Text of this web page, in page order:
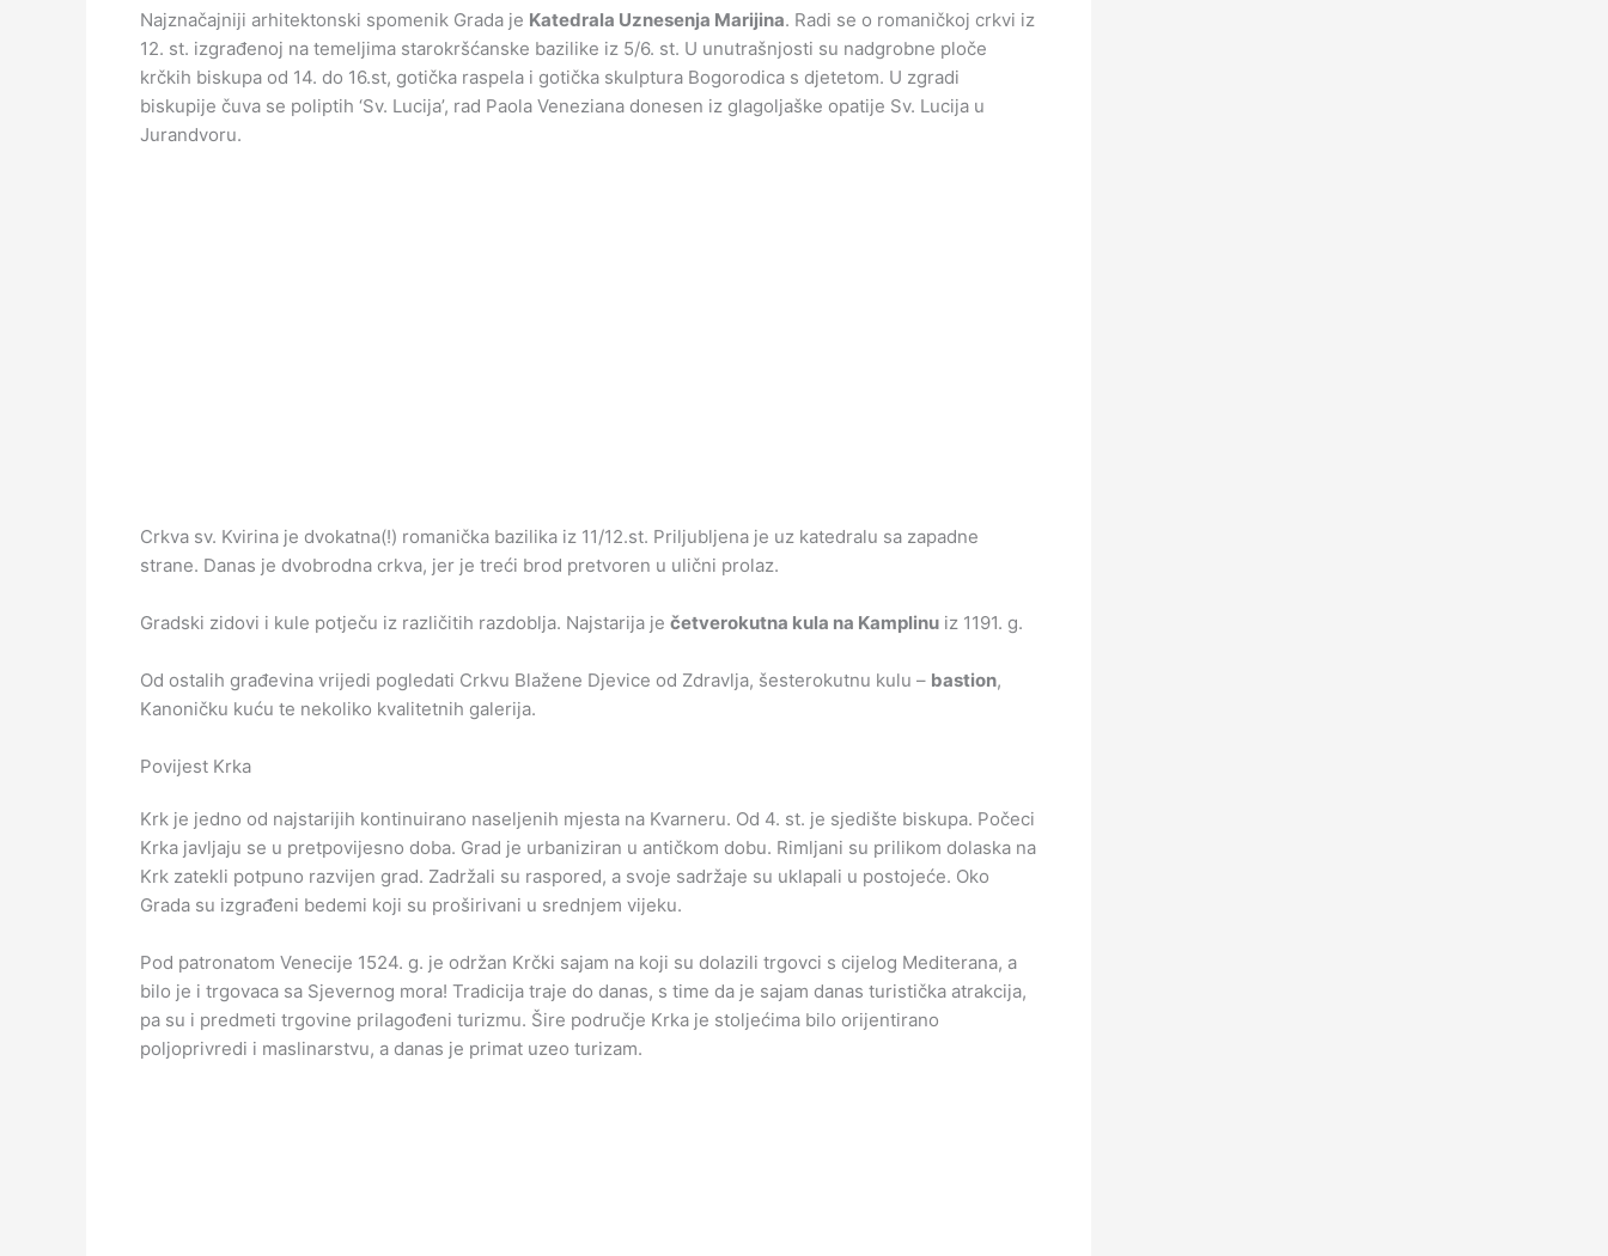
Najznačajniji arhitektonski spomenik Grada je Katedrala Uznesenja Marijina. Radi se o romaničkoj crkvi iz
12. st. izgrađenoj na temeljima starokršćanske bazilike iz 5/6. st. U unutrašnjosti su nadgrobne ploče
krčkih biskupa od 14. do 16.st, gotička raspela i gotička skulptura Bogorodica s djetetom. U zgradi
biskupije čuva se poliptih ‘Sv. Lucija’, rad Paola Veneziana donesen iz glagoljaške opatije Sv. Lucija u
Jurandvoru.
Crkva sv. Kvirina je dvokatna(!) romanička bazilika iz 11/12.st. Priljubljena je uz katedralu sa zapadne
strane. Danas je dvobrodna crkva, jer je treći brod pretvoren u ulični prolaz.
Gradski zidovi i kule potječu iz različitih razdoblja. Najstarija je četverokutna kula na Kamplinu iz 1191. g.
Od ostalih građevina vrijedi pogledati Crkvu Blažene Djevice od Zdravlja, šesterokutnu kulu – bastion,
Kanoničku kuću te nekoliko kvalitetnih galerija.
Povijest Krka
Krk je jedno od najstarijih kontinuirano naseljenih mjesta na Kvarneru. Od 4. st. je sjedište biskupa. Počeci
Krka javljaju se u pretpovijesno doba. Grad je urbaniziran u antičkom dobu. Rimljani su prilikom dolaska na
Krk zatekli potpuno razvijen grad. Zadržali su raspored, a svoje sadržaje su uklapali u postojeće. Oko
Grada su izgrađeni bedemi koji su proširivani u srednjem vijeku.
Pod patronatom Venecije 1524. g. je održan Krčki sajam na koji su dolazili trgovci s cijelog Mediterana, a
bilo je i trgovaca sa Sjevernog mora! Tradicija traje do danas, s time da je sajam danas turistička atrakcija,
pa su i predmeti trgovine prilagođeni turizmu. Šire područje Krka je stoljećima bilo orijentirano
poljoprivredi i maslinarstvu, a danas je primat uzeo turizam.